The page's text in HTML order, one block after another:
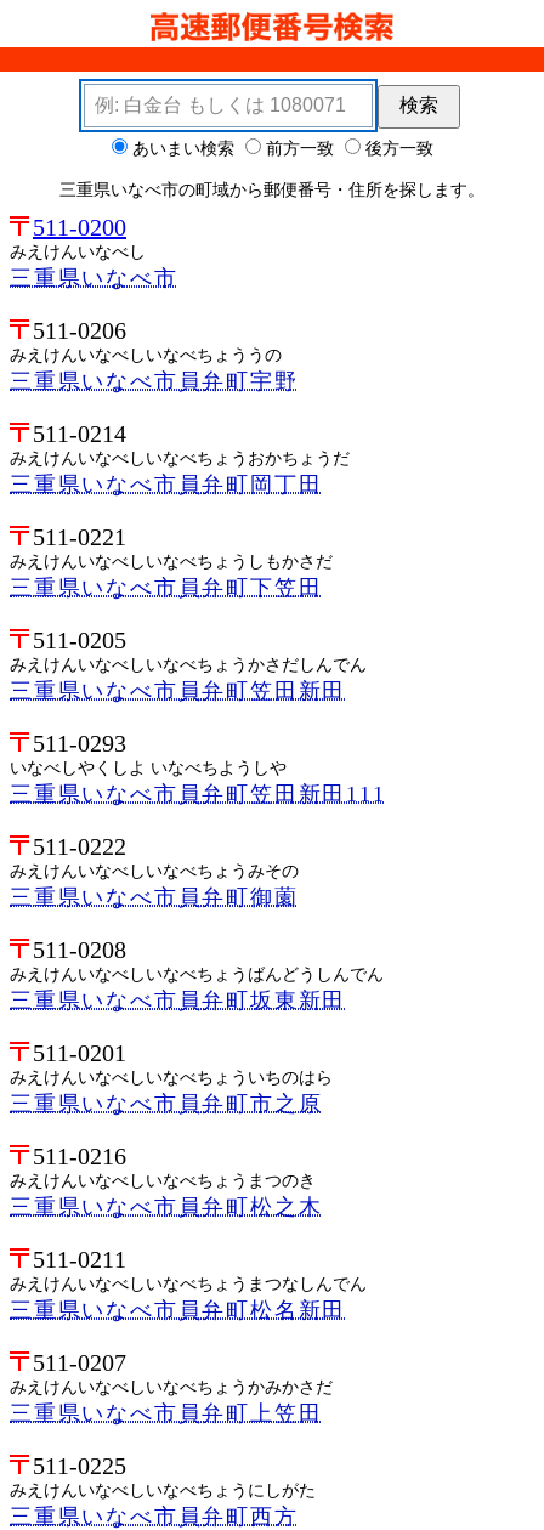
検索キーワード
検索
検索オプション あいまい検索 前方一致 後方一致
三重県いなべ市の町域から郵便番号・住所を探します。
511-0200
みえけんいなべし
三重県いなべ市
511-0206
みえけんいなべしいなべちょううの
三重県いなべ市員弁町宇野
511-0214
みえけんいなべしいなべちょうおかちょうだ
三重県いなべ市員弁町岡丁田
511-0221
みえけんいなべしいなべちょうしもかさだ
三重県いなべ市員弁町下笠田
511-0205
みえけんいなべしいなべちょうかさだしんでん
三重県いなべ市員弁町笠田新田
511-0293
いなべしやくしよ いなべちようしや
三重県いなべ市員弁町笠田新田111
511-0222
みえけんいなべしいなべちょうみその
三重県いなべ市員弁町御薗
511-0208
みえけんいなべしいなべちょうばんどうしんでん
三重県いなべ市員弁町坂東新田
511-0201
みえけんいなべしいなべちょういちのはら
三重県いなべ市員弁町市之原
511-0216
みえけんいなべしいなべちょうまつのき
三重県いなべ市員弁町松之木
511-0211
みえけんいなべしいなべちょうまつなしんでん
三重県いなべ市員弁町松名新田
511-0207
みえけんいなべしいなべちょうかみかさだ
三重県いなべ市員弁町上笠田
511-0225
みえけんいなべしいなべちょうにしがた
三重県いなべ市員弁町西方